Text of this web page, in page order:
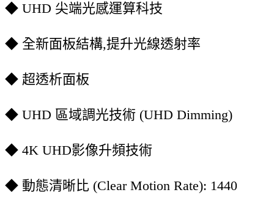
◆ UHD 尖端光感運算科技
◆ 全新面板結構,提升光線透射率
◆ 超透析面板
◆ UHD 區域調光技術 (UHD Dimming)
◆ 4K UHD影像升頻技術
◆ 動態清晰比 (Clear Motion Rate): 1440